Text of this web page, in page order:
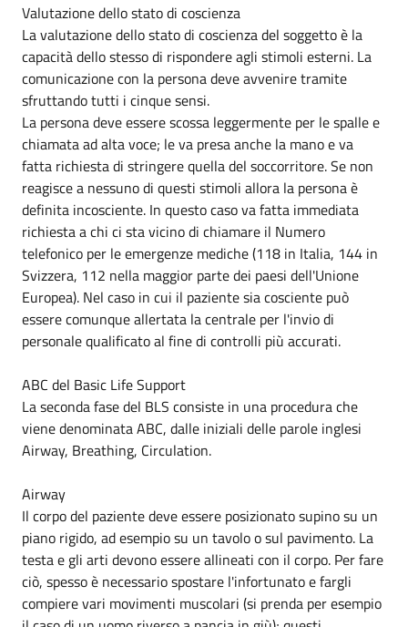
Valutazione dello stato di coscienza
La valutazione dello stato di coscienza del soggetto è la
capacità dello stesso di rispondere agli stimoli esterni. La
comunicazione con la persona deve avvenire tramite
sfruttando tutti i cinque sensi.
La persona deve essere scossa leggermente per le spalle e
chiamata ad alta voce; le va presa anche la mano e va
fatta richiesta di stringere quella del soccorritore. Se non
reagisce a nessuno di questi stimoli allora la persona è
definita incosciente. In questo caso va fatta immediata
richiesta a chi ci sta vicino di chiamare il Numero
telefonico per le emergenze mediche (118 in Italia, 144 in
Svizzera, 112 nella maggior parte dei paesi dell'Unione
Europea). Nel caso in cui il paziente sia cosciente può
essere comunque allertata la centrale per l'invio di
personale qualificato al fine di controlli più accurati.
ABC del Basic Life Support
La seconda fase del BLS consiste in una procedura che
viene denominata ABC, dalle iniziali delle parole inglesi
Airway, Breathing, Circulation.
Airway
Il corpo del paziente deve essere posizionato supino su un
piano rigido, ad esempio su un tavolo o sul pavimento. La
testa e gli arti devono essere allineati con il corpo. Per fare
ciò, spesso è necessario spostare l'infortunato e fargli
compiere vari movimenti muscolari (si prenda per esempio